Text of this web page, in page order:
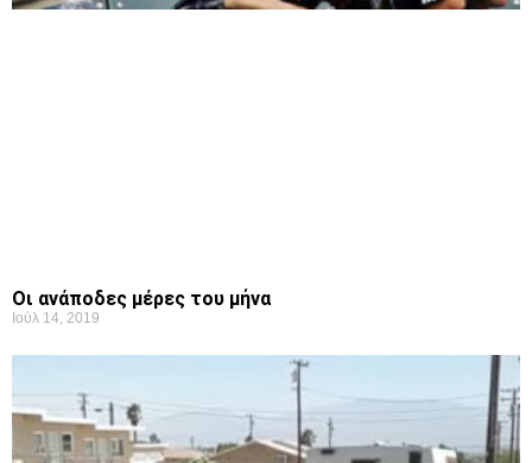
Οι ανάποδες μέρες του μήνα
Ιούλ 14, 2019